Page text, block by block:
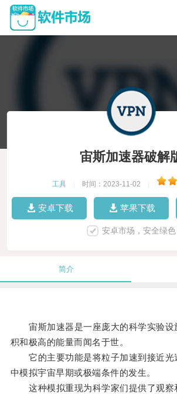
宙斯加速器破解
工具 时间：2023-11-02
安卓下载 苹果下载
安卓市场，安全绿色
简介
宙斯加速器是一座庞大的科学实验设
积和极高的能量而闻名于世。
它的主要功能是将粒子加速到接近光
中模拟宇宙早期或极端条件的发生。
这种模拟重现为科学家们提供了观察